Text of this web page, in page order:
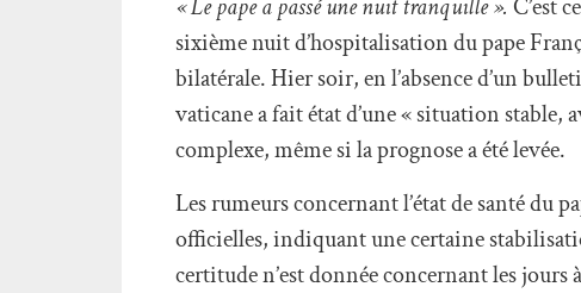
« Le pape a passé une nuit tranquille ». C’est
sixième nuit d’hospitalisation du pape
bilatérale. Hier soir, en l’absence d’un
vaticane a fait état d’une « situation stable,
complexe, même si la prognose a été levée.
Les rumeurs concernant l’état de santé du
officielles, indiquant une certaine
certitude n’est donnée concernant les